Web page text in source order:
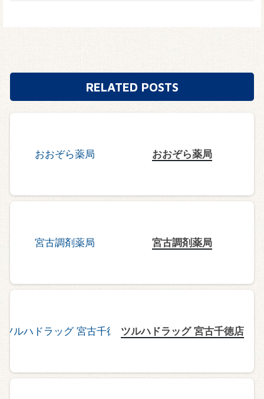
RELATED POSTS
おおぞら薬局
宮古調剤薬局
ツルハドラッグ 宮古千徳店